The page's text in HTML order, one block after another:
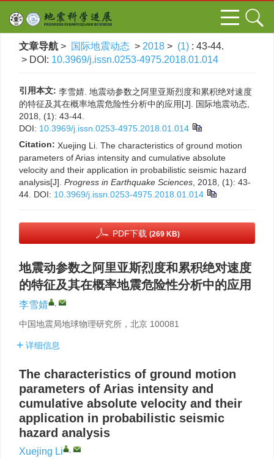
文章导航 > 国际地震动态 > 2018 > (1) : 43-44.
> DOI: 10.3969/j.issn.0253-4975.2018.01.014
引用本文: 李雪婧. 地震动参数之阿里亚斯烈度和累积绝对速度
的特征及其在概率地震危险性分析中的应用[J]. 国际地震动态,
2018, (1): 43-44.
DOI: 10.3969/j.issn.0253-4975.2018.01.014
Citation: Xuejing Li. The characteristics of ground motion
parameters of Arias intensity and cumulative absolute
velocity and their application in probabilistic seismic hazard
analysis[J]. Progress in Earthquake Sciences , 2018, (1): 43-
44. DOI: 10.3969/j.issn.0253-4975.2018.01.014
PDF下载 (269 KB)
地震动参数之阿里亚斯烈度和累积绝对速度
的特征及其在概率地震危险性分析中的应用
李雪婧 ,
中国地震局地球物理研究所，北京 100081
详细信息
The characteristics of ground motion
parameters of Arias intensity and
cumulative absolute velocity and their
application in probabilistic seismic
hazard analysis
Xuejing Li ,